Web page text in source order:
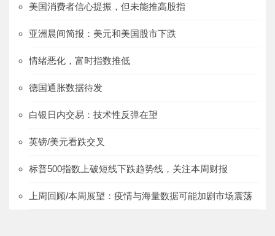
美国消费者信心提振，但未能推高股指
亚洲晨间简报：美元和美国股市下跌
情绪恶化，富时指数推低
德国通胀数据待发
白银日内交易：技术性反弹在望
英镑/美元看跌交叉
标普500指数上破短线下跌趋势线，关注本周财报
上周回顾/本周展望：疫情与海量数据可能加剧市场震荡